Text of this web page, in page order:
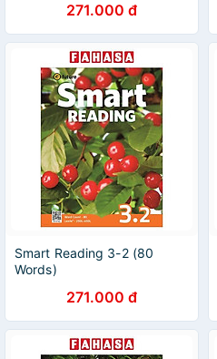
271.000 đ
Smart Reading 3-2 (80
Words)
271.000 đ